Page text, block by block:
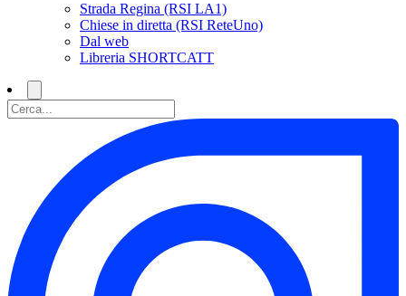
Strada Regina (RSI LA1)
Chiese in diretta (RSI ReteUno)
Dal web
Libreria SHORTCATT